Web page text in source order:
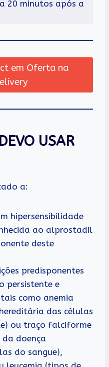
20 minutos após a
em Oferta na
USAR
a:
hipersensibilidade
ao alprostadil
deste
predisponentes
persistente e
como anemia
das células
ou traço falciforme
doença
do sangue),